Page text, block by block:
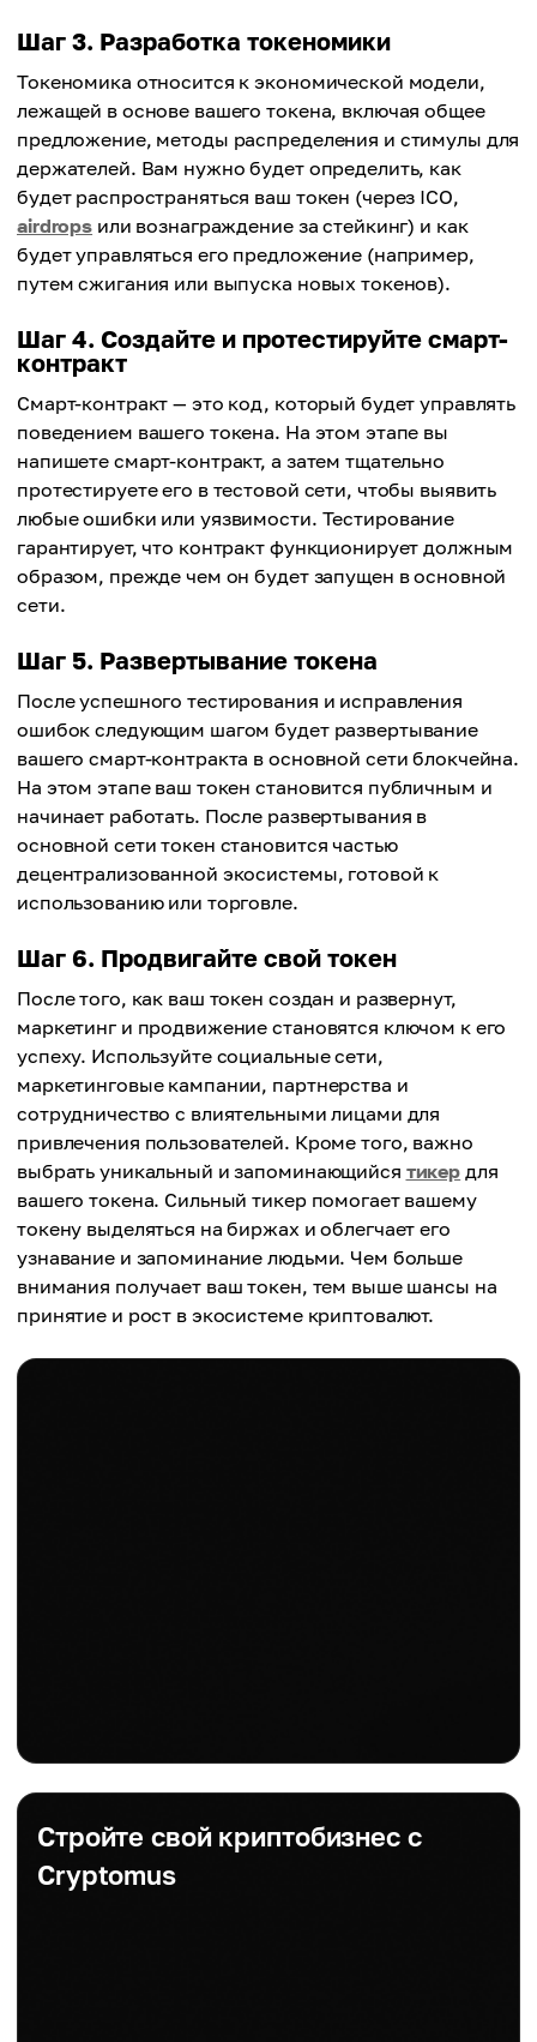
Шаг 3. Разработка токеномики
Токеномика относится к экономической модели,
лежащей в основе вашего токена, включая общее
предложение, методы распределения и стимулы для
держателей. Вам нужно будет определить, как
будет распространяться ваш токен (через ICO,
airdrops или вознаграждение за стейкинг) и как
будет управляться его предложение (например,
путем сжигания или выпуска новых токенов).
Шаг 4. Создайте и протестируйте смарт-
контракт
Смарт-контракт — это код, который будет управлять
поведением вашего токена. На этом этапе вы
напишете смарт-контракт, а затем тщательно
протестируете его в тестовой сети, чтобы выявить
любые ошибки или уязвимости. Тестирование
гарантирует, что контракт функционирует должным
образом, прежде чем он будет запущен в основной
сети.
Шаг 5. Развертывание токена
После успешного тестирования и исправления
ошибок следующим шагом будет развертывание
вашего смарт-контракта в основной сети блокчейна.
На этом этапе ваш токен становится публичным и
начинает работать. После развертывания в
основной сети токен становится частью
децентрализованной экосистемы, готовой к
использованию или торговле.
Шаг 6. Продвигайте свой токен
После того, как ваш токен создан и развернут,
маркетинг и продвижение становятся ключом к его
успеху. Используйте социальные сети,
маркетинговые кампании, партнерства и
сотрудничество с влиятельными лицами для
привлечения пользователей. Кроме того, важно
выбрать уникальный и запоминающийся тикер для
вашего токена. Сильный тикер помогает вашему
токену выделяться на биржах и облегчает его
узнавание и запоминание людьми. Чем больше
внимания получает ваш токен, тем выше шансы на
принятие и рост в экосистеме криптовалют.
Стройте свой криптобизнес с
Cryptomus